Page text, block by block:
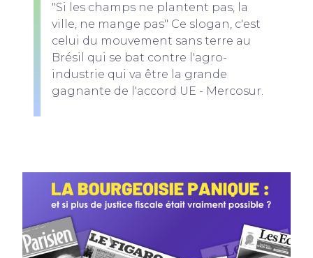
"Si les champs ne plantent pas, la
ville, ne mange pas" Ce slogan, c'est
celui du mouvement sans terre au
Brésil qui se bat contre l'agro-
industrie qui va être la grande
gagnante de l'accord UE - Mercosur.